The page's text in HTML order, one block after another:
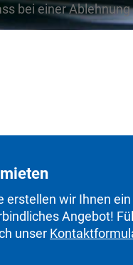
erstellen wir Ihnen ein
Angebot!
unser
bei einer